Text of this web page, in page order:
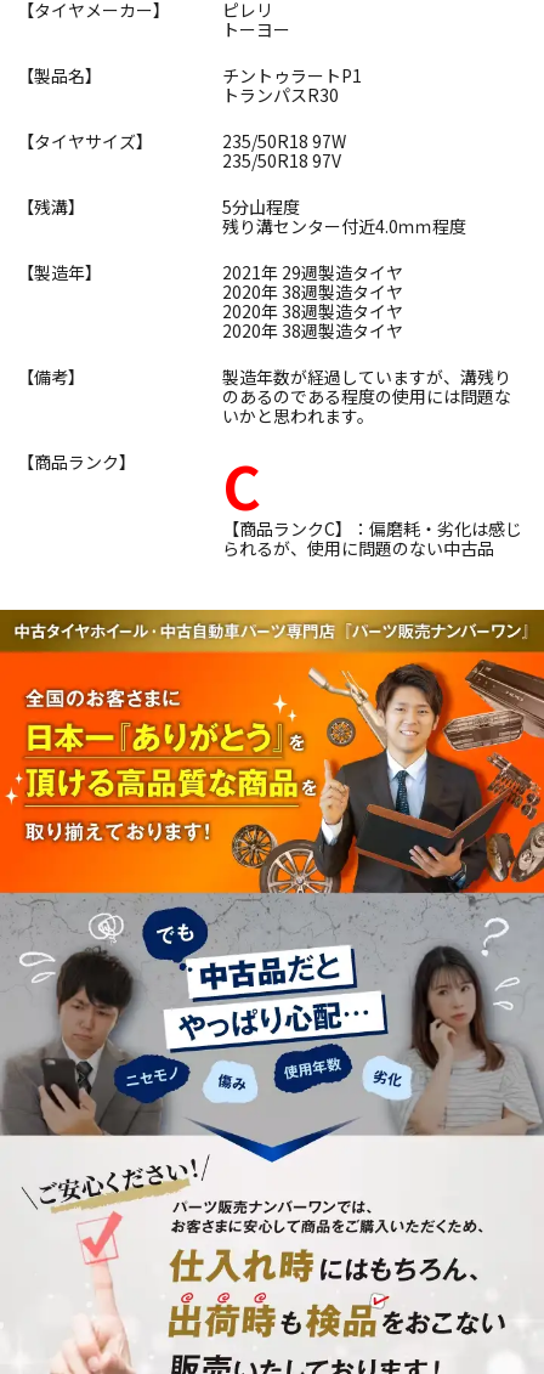
【タイヤメーカー】
ピレリ
トーヨー
【製品名】
チントゥラートP1
トランパスR30
【タイヤサイズ】
235/50R18 97W
235/50R18 97V
【残溝】
5分山程度
残り溝センター付近4.0ｍｍ程度
【製造年】
2021年 29週製造タイヤ
2020年 38週製造タイヤ
2020年 38週製造タイヤ
2020年 38週製造タイヤ
【備考】
製造年数が経過していますが、溝残り
のあるのである程度の使用には問題な
いかと思われます。
【商品ランク】
C
【商品ランクC】：偏磨耗・劣化は感じ
られるが、使用に問題のない中古品